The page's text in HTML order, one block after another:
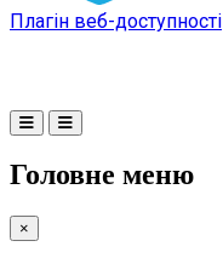
Плагін веб-доступності
Головне меню
×